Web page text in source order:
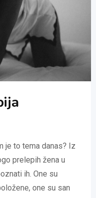
je to tema danas? Iz
prelepih žena u
ih. One su
one su san